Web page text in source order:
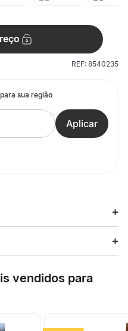
REF: 8540235
de Esqui Peruvian Wedze
protege as orelhas e malha
superior graças ao
para nome.
vendidos para